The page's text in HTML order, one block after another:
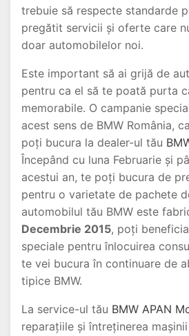
trebuie să respecte standarde
pregătit servicii și oferte care
doar automobilelor noi.
Este important să ai grijă de
pentru ca el să te poată purta
memorabile. O campanie
acest sens de BMW România,
poți bucura la dealer-ul tău
Începând cu luna Februarie și
acestui an, te poți bucura de
pentru o varietate de pachete
automobilul tău BMW este
Decembrie 2015, poți
speciale pentru înlocuirea
te vei bucura în continuare de
tipice BMW.
La service-ul tău BMW APAN
reparațiile și întreținerea